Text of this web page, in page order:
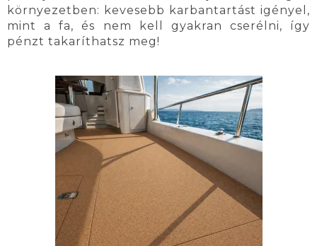
környezetben: kevesebb karbantartást igényel,
mint a fa, és nem kell gyakran cserélni, így
pénzt takaríthatsz meg!